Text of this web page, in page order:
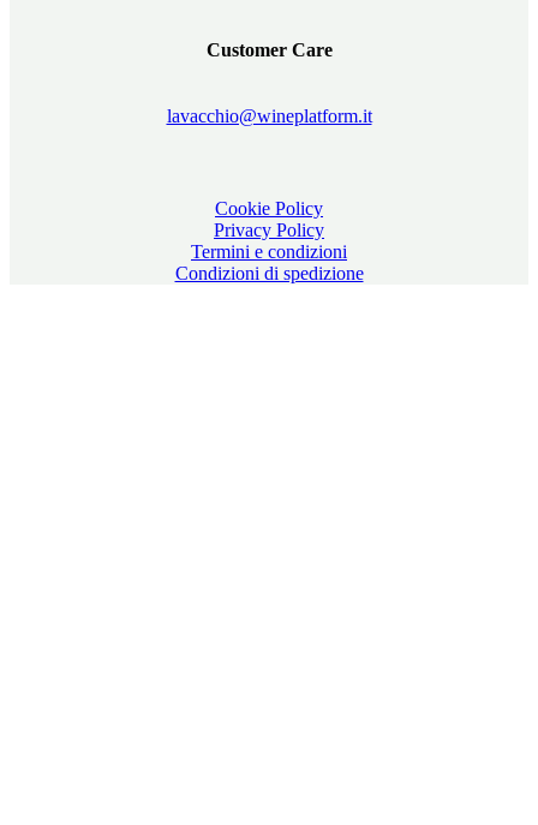
Customer Care
lavacchio@wineplatform.it
Cookie Policy
Privacy Policy
Termini e condizioni
Condizioni di spedizione